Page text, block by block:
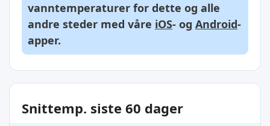
vanntemperaturer for dette og alle
andre steder med våre iOS- og Android-
apper.
Snittemp. siste 60 dager